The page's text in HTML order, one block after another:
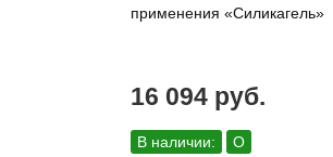
применения «Силикагель»
16 094 руб.
В наличии: О